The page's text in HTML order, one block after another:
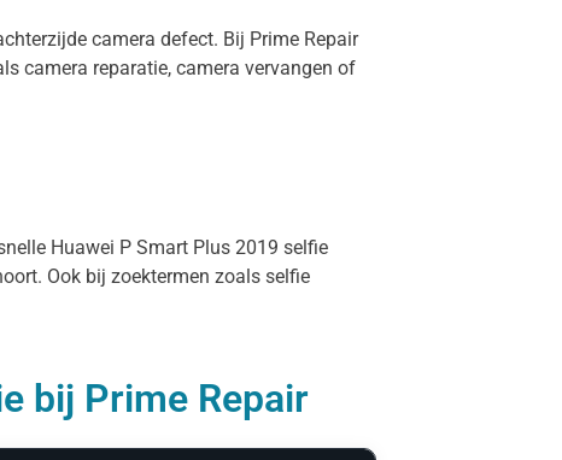
camera defect. Bij Prime Repair
camera reparatie, camera vervangen of
Huawei P Smart Plus 2019 selfie
Ook bij zoektermen zoals selfie
bij Prime Repair